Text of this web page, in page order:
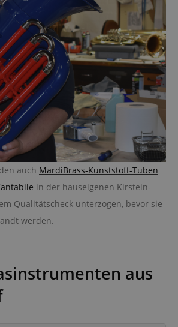
auch MardiBrass-Kunststoff-Tuben
in der hauseigenen Kirstein-
Qualitätscheck unterzogen, bevor sie
werden.
aus